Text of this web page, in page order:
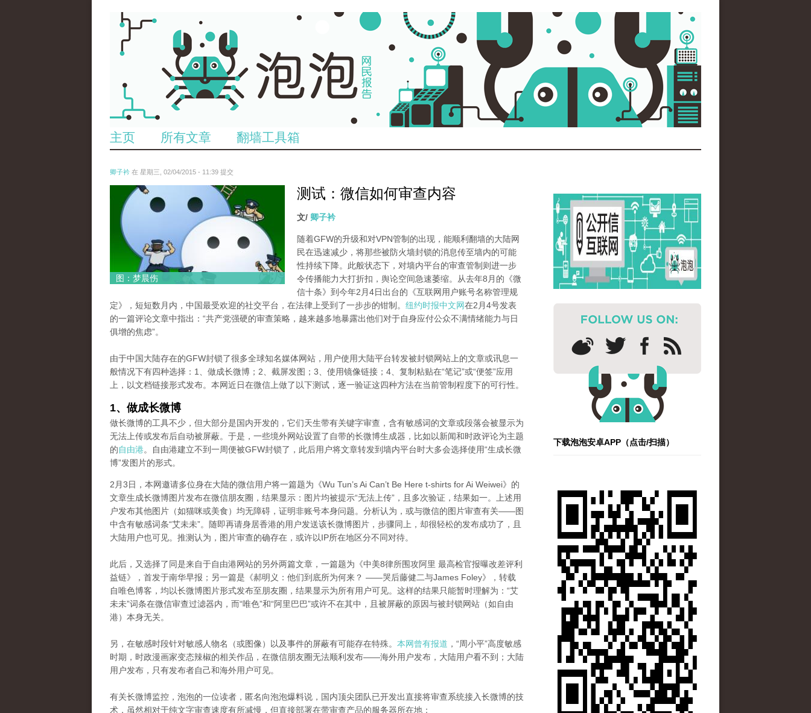
主页 所有文章 翻墙工具箱
卿子衿 在 星期三, 02/04/2015 - 11:39 提交
untitled.jpg
图：梦晨伤
测试：微信如何审查内容
文/ 卿子衿
随着GFW的升级和对VPN管制的出现，能顺利翻墙的大陆网
民在迅速减少，将那些被防火墙封锁的消息传至墙内的可能
性持续下降。此般状态下，对墙内平台的审查管制则进一步
令传播能力大打折扣，舆论空间急速萎缩。从去年8月的《微
信十条》到今年2月4日出台的《互联网用户账号名称管理规
定》，短短数月内，中国最受欢迎的社交平台，在法律上受到了一步步的钳制。 纽约时报中文网在2月4号发表
的一篇评论文章中指出：“共产党强硬的审查策略，越来越多地暴露出他们对于自身应付公众不满情绪能力与日
俱增的焦虑”。
由于中国大陆存在的GFW封锁了很多全球知名媒体网站，用户使用大陆平台转发被封锁网站上的文章或讯息一
般情况下有四种选择：1、做成长微博；2、截屏发图；3、使用镜像链接；4、复制粘贴在“笔记”或“便签”应用
上，以文档链接形式发布。本网近日在微信上做了以下测试，逐一验证这四种方法在当前管制程度下的可行性。
1、做成长微博
做长微博的工具不少，但大部分是国内开发的，它们天生带有关键字审查，含有敏感词的文章或段落会被显示为
无法上传或发布后自动被屏蔽。于是，一些境外网站设置了自带的长微博生成器，比如以新闻和时政评论为主题
的自由港。自由港建立不到一周便被GFW封锁了，此后用户将文章转发到墙内平台时大多会选择使用“生成长微
博”发图片的形式。
2月3日，本网邀请多位身在大陆的微信用户将一篇题为《Wu Tun’s Ai Can’t Be Here t-shirts for Ai Weiwei》的
文章生成长微博图片发布在微信朋友圈，结果显示：图片均被提示“无法上传”，且多次验证，结果如一。上述用
户发布其他图片（如猫咪或美食）均无障碍，证明非账号本身问题。分析认为，或与微信的图片审查有关——图
中含有敏感词条“艾未未”。随即再请身居香港的用户发送该长微博图片，步骤同上，却很轻松的发布成功了，且
大陆用户也可见。推测认为，图片审查的确存在，或许以IP所在地区分不同对待。
此后，又选择了同是来自于自由港网站的另外两篇文章，一篇题为《中美8律所围攻阿里 最高检官报曝改差评利
益链》，首发于南华早报；另一篇是《郝明义：他们到底所为何来？ ——哭后藤健二与James Foley》，转载
自唯色博客，均以长微博图片形式发布至朋友圈，结果显示为所有用户可见。这样的结果只能暂时理解为：“艾
未未”词条在微信审查过滤器内，而“唯色”和“阿里巴巴”或许不在其中，且被屏蔽的原因与被封锁网站（如自由
港）本身无关。
另，在敏感时段针对敏感人物名（或图像）以及事件的屏蔽有可能存在特殊。 本网曾有报道 ，“周小平”高度敏感
时期，时政漫画家变态辣椒的相关作品，在微信朋友圈无法顺利发布——海外用户发布，大陆用户看不到；大陆
用户发布，只有发布者自己和海外用户可见。
有关长微博监控，泡泡的一位读者，匿名向泡泡爆料说，国内顶尖团队已开发出直接将审查系统接入长微博的技
术，虽然相对于纯文字审查速度有所减慢，但直接部署在带审查产品的服务器所在地：
下载泡泡安卓APP（点击/扫描）